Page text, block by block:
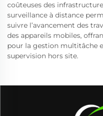
coûteuses des
surveillance à distance
suivre l’avancement des
des appareils mobiles,
pour la gestion multitâche
supervision hors site.